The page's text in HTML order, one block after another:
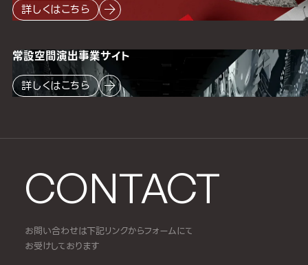
CONTACT
お問い合わせは下記リンクからフォームにて
お受けしております
詳しくはこちら
常設空間演出事業サイト
詳しくはこちら